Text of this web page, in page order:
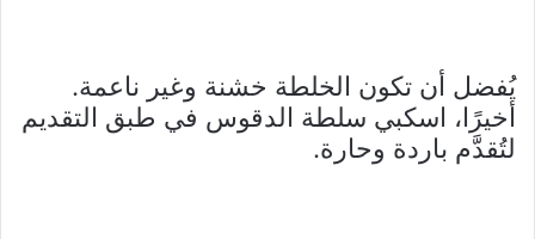
يُفضل أن تكون الخلطة خشنة وغير ناعمة.
أخيرًا، اسكبي سلطة الدقوس في طبق التقديم
لتُقدَّم باردة وحارة.